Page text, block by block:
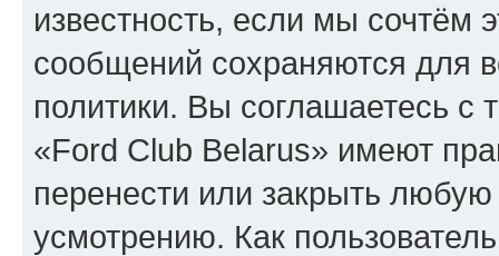
известность, если мы сочтём
сообщений сохраняются для
политики. Вы соглашаетесь
«Ford Club Belarus» имеют
перенести или закрыть
усмотрению. Как